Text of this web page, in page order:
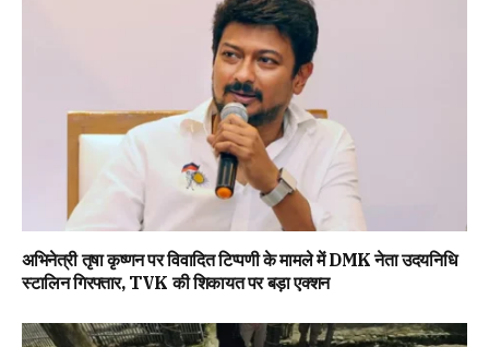
अभिनेत्री तृषा कृष्णन पर विवादित टिप्पणी के मामले में DMK नेता उदयनिधि
स्टालिन गिरफ्तार, TVK की शिकायत पर बड़ा एक्शन